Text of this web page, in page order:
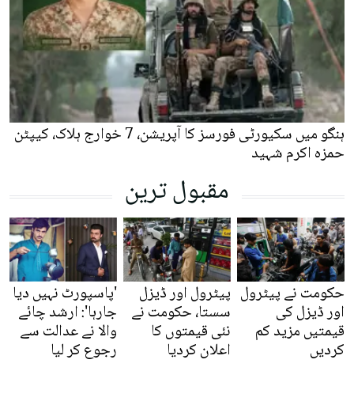
ہنگو میں سکیورٹی فورسز کا آپریشن، 7 خوارج ہلاک، کیپٹن
حمزہ اکرم شہید
مقبول ترین
حکومت نے پیٹرول
اور ڈیزل کی
قیمتیں مزید کم
کردیں
پیٹرول اور ڈیزل
سستا، حکومت نے
نئی قیمتوں کا
اعلان کردیا
'پاسپورٹ نہیں دیا
جارہا': ارشد چائے
والا نے عدالت سے
رجوع کر لیا